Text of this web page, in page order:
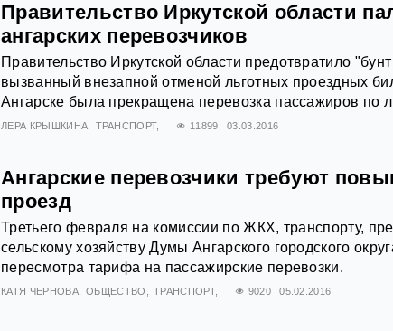
Правительство Иркутской области
ангарских перевозчиков
Правительство Иркутской области предотвратило
вызванный внезапной отменой льготных проездных
Ангарске была прекращена перевозка пассажиров по
ЛЕРА КРЫШКИНА ТРАНСПОРТ 11899 03.03.2016
Ангарские перевозчики требуют
проезд
Третьего февраля на комиссии по ЖКХ, транспорту,
сельскому хозяйству Думы Ангарского городского
пересмотра тарифа на пассажирские перевозки.
КАТЯ ЧЕРНОВА ОБЩЕСТВО ТРАНСПОРТ 9020 05.02.2016